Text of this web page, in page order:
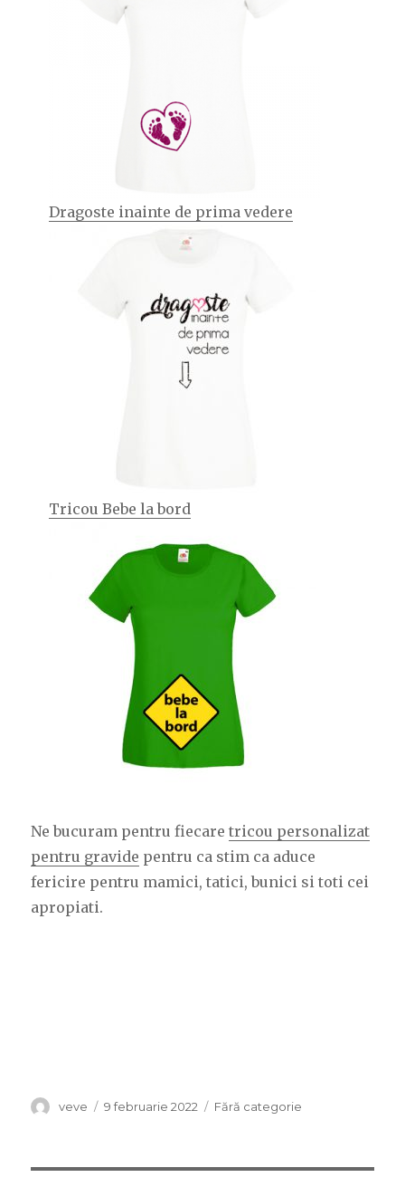
Dragoste inainte de prima vedere
Tricou Bebe la bord
Ne bucuram pentru fiecaretricou personalizat
pentru gravide pentru ca stim ca aduce
fericire pentru mamici, tatici, bunici si toti cei
apropiati.
Autor
veve
Publicat
9 februarie 2022 Categorii
Fără categorie